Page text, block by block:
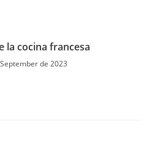
la cocina francesa
de 2023